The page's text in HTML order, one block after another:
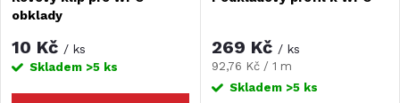
obklady
10 Kč / ks
Skladem >5 ks
269 Kč / ks
Měrná
cena:
92,76 Kč / 1 m
Skladem >5 ks